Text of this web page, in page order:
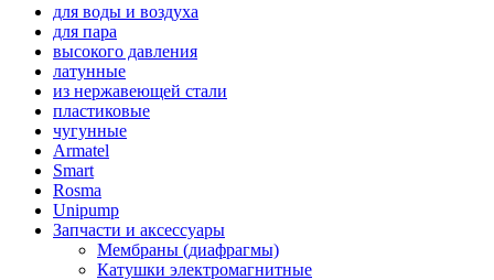
для воды и воздуха
для пара
высокого давления
латунные
из нержавеющей стали
пластиковые
чугунные
Armatel
Smart
Rosma
Unipump
Запчасти и аксессуары
Мембраны (диафрагмы)
Катушки электромагнитные